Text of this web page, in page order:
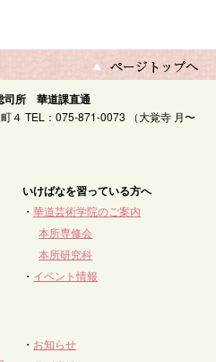
司所 華道課直通
４ TEL：075-871-0073 （大覚寺 月〜
いけばなを習っている方へ
・華道芸術学院のご案内
本所専修会
本所研究科
・ イベント情報
・ お知らせ